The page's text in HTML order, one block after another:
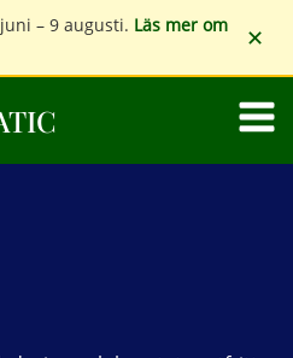
– 9 augusti. Läs mer om
✕